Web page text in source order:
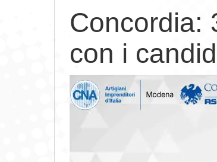
Concordia:
con i